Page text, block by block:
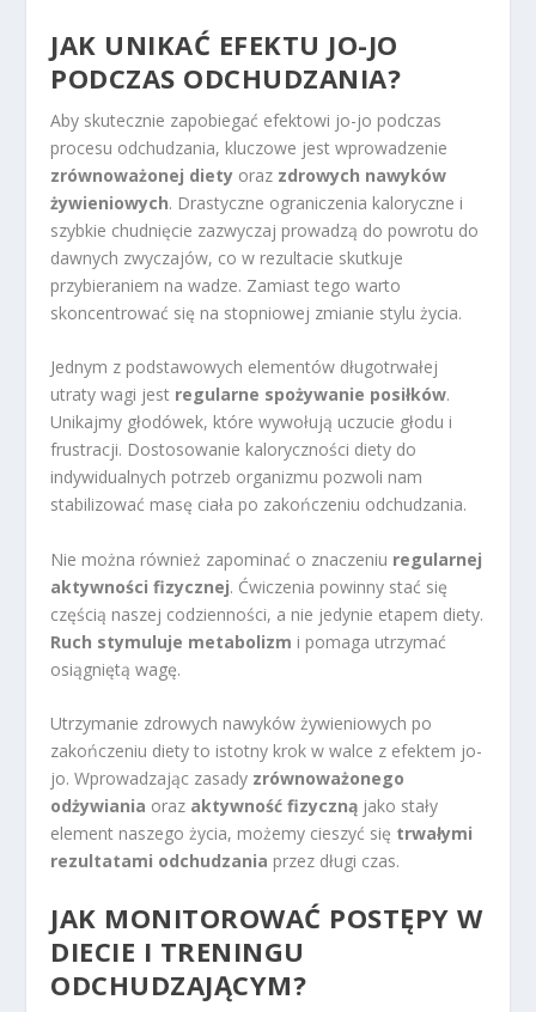
JAK UNIKAĆ EFEKTU JO-JO
PODCZAS ODCHUDZANIA?
Aby skutecznie zapobiegać efektowi jo-jo podczas
procesu odchudzania, kluczowe jest wprowadzenie
zrównoważonej diety oraz zdrowych nawyków
żywieniowych. Drastyczne ograniczenia kaloryczne i
szybkie chudnięcie zazwyczaj prowadzą do powrotu do
dawnych zwyczajów, co w rezultacie skutkuje
przybieraniem na wadze. Zamiast tego warto
skoncentrować się na stopniowej zmianie stylu życia.
Jednym z podstawowych elementów długotrwałej
utraty wagi jest regularne spożywanie posiłków.
Unikajmy głodówek, które wywołują uczucie głodu i
frustracji. Dostosowanie kaloryczności diety do
indywidualnych potrzeb organizmu pozwoli nam
stabilizować masę ciała po zakończeniu odchudzania.
Nie można również zapominać o znaczeniu regularnej
aktywności fizycznej. Ćwiczenia powinny stać się
częścią naszej codzienności, a nie jedynie etapem diety.
Ruch stymuluje metabolizm i pomaga utrzymać
osiągniętą wagę.
Utrzymanie zdrowych nawyków żywieniowych po
zakończeniu diety to istotny krok w walce z efektem jo-
jo. Wprowadzając zasady zrównoważonego
odżywiania oraz aktywność fizyczną jako stały
element naszego życia, możemy cieszyć się trwałymi
rezultatami odchudzania przez długi czas.
JAK MONITOROWAĆ POSTĘPY W
DIECIE I TRENINGU
ODCHUDZAJĄCYM?